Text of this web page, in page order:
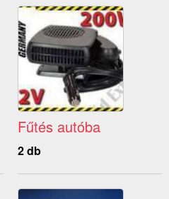
Fűtés autóba
2 db